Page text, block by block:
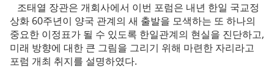
조태열 장관은 개회사에서 이번 포럼은 내년 한일 국교정
상화 60주년이 양국 관계의 새 출발을 모색하는 또 하나의
중요한 이정표가 될 수 있도록 한일관계의 현실을 진단하고,
미래 방향에 대한 큰 그림을 그리기 위해 마련한 자리라고
포럼 개최 취지를 설명하였다.